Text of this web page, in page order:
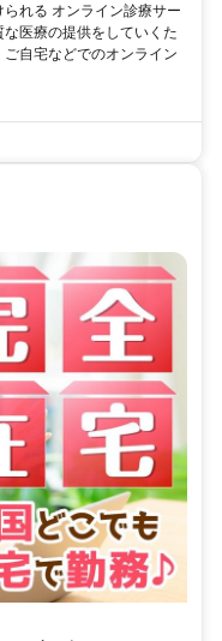
れる オンライン診療サー
医療の提供をしていくた
自宅などでのオンライン